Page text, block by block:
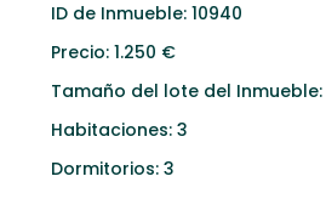
ID de Inmueble: 10940
Precio: 1.250 €
Tamaño del lote del Inmueble:
Habitaciones: 3
Dormitorios: 3